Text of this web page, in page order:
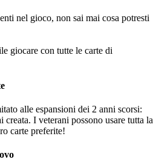
nel gioco, non sai mai cosa potresti
giocare con tutte le carte di
alle espansioni dei 2 anni scorsi:
creata. I veterani possono usare tutta la
carte preferite!